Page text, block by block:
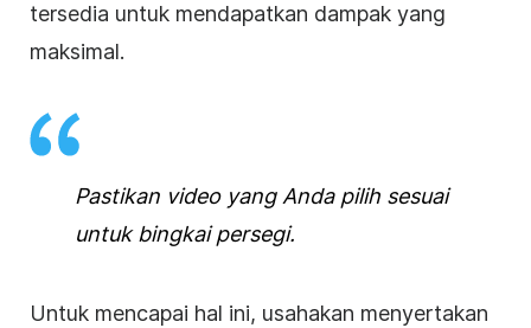
tersedia untuk mendapatkan dampak yang
maksimal.
Pastikan videoyang Anda pilih sesuai
untuk bingkaipersegi.
Untuk mencapai hal ini, usahakan menyertakan